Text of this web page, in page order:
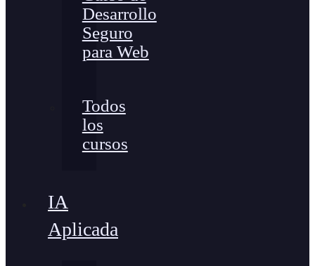
Desarrollo
Seguro
para Web
Todos
los
cursos
IA
Aplicada